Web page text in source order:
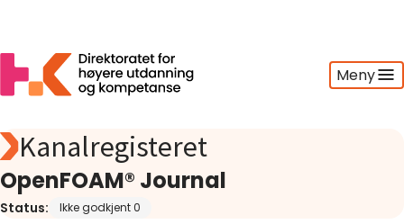
Meny
Søk
Åpen tilgang
Statistikk
Kanalregisteret
OpenFOAM® Journal
Status: Ikke godkjent 0